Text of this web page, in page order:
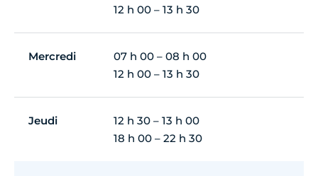
12 h 00 – 13 h 30
Mercredi
07 h 00 – 08 h 00
12 h 00 – 13 h 30
Jeudi
12 h 30 – 13 h 00
18 h 00 – 22 h 30